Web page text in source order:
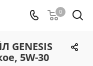
0
5W-30